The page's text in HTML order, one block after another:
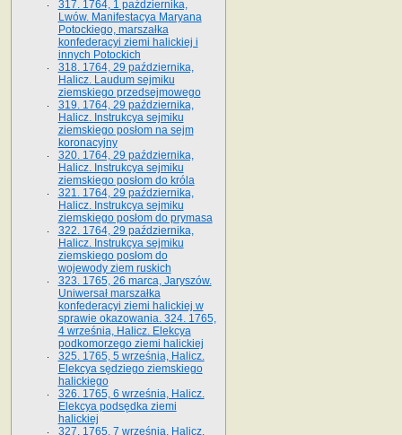
317. 1764, 1 października,
Lwów. Manifestacya Maryana
Potockiego, marszałka
konfederacyi ziemi halickiej i
innych Potockich
318. 1764, 29 października,
Halicz. Laudum sejmiku
ziemskiego przedsejmowego
319. 1764, 29 października,
Halicz. Instrukcya sejmiku
ziemskiego posłom na sejm
koronacyjny
320. 1764, 29 października,
Halicz. Instrukcya sejmiku
ziemskiego posłom do króla
321. 1764, 29 października,
Halicz. Instrukcya sejmiku
ziemskiego posłom do prymasa
322. 1764, 29 października,
Halicz. Instrukcya sejmiku
ziemskiego posłom do
wojewody ziem ruskich
323. 1765, 26 marca, Jaryszów.
Uniwersał marszałka
konfederacyi ziemi halickiej w
sprawie okazowania. 324. 1765,
4 września, Halicz. Elekcya
podkomorzego ziemi halickiej
325. 1765, 5 września, Halicz.
Elekcya sędziego ziemskiego
halickiego
326. 1765, 6 września, Halicz.
Elekcya podsędka ziemi
halickiej
327. 1765, 7 września, Halicz.